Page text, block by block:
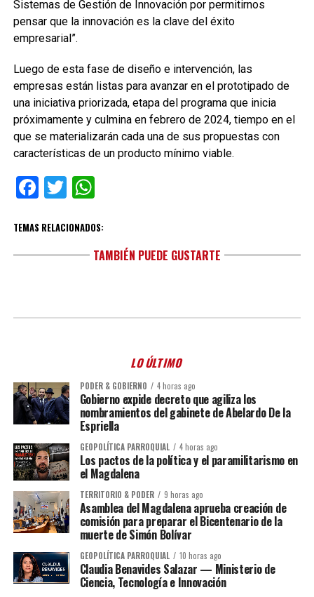
Sistemas de Gestión de Innovación por permitirnos
pensar que la innovación es la clave del éxito
empresarial”.
Luego de esta fase de diseño e intervención, las
empresas están listas para avanzar en el prototipado de
una iniciativa priorizada, etapa del programa que inicia
próximamente y culmina en febrero de 2024, tiempo en el
que se materializarán cada una de sus propuestas con
características de un producto mínimo viable.
Facebook
TwitterWhatsApp
TEMAS RELACIONADOS:
TAMBIÉN PUEDE GUSTARTE
LO ÚLTIMO
PODER & GOBIERNO 4 horas ago
Gobierno expide decreto que agiliza los
nombramientos del gabinete de Abelardo De la
Espriella
GEOPOLÍTICA PARROQUIAL 4 horas ago
Los pactos de la política y el paramilitarismo en
el Magdalena
TERRITORIO & PODER 9 horas ago
Asamblea del Magdalena aprueba creación de
comisión para preparar el Bicentenario de la
muerte de Simón Bolívar
GEOPOLÍTICA PARROQUIAL 10 horas ago
Claudia Benavides Salazar — Ministerio de
Ciencia, Tecnología e Innovación